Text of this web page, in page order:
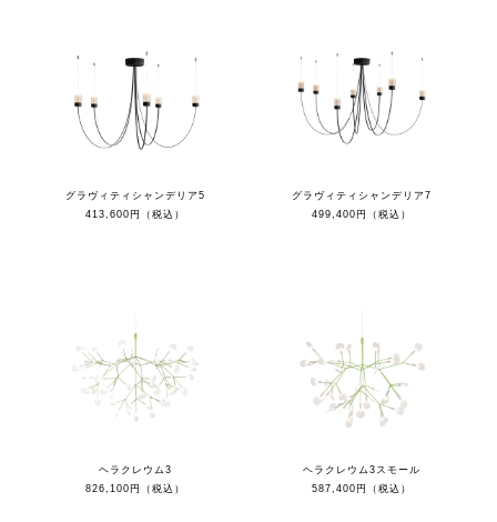
グラヴィティシャンデリア5
413,600円（税込）
グラヴィティシャンデリア7
499,400円（税込）
ヘラクレウム3
826,100円（税込）
ヘラクレウム3スモール
587,400円（税込）